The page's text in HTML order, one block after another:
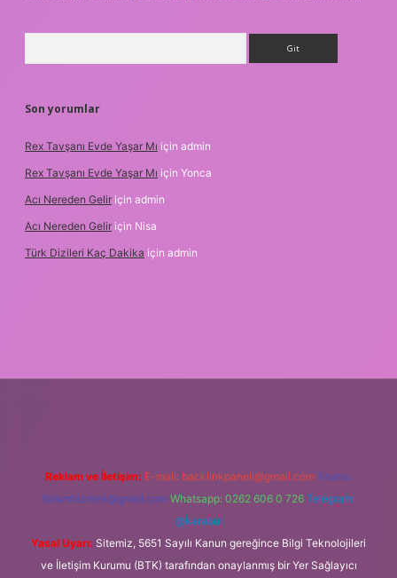
Son yorumlar
Rex Tavşanı Evde Yaşar Mı için admin
Rex Tavşanı Evde Yaşar Mı için Yonca
Acı Nereden Gelir için admin
Acı Nereden Gelir için Nisa
Türk Dizileri Kaç Dakika için admin
Reklam ve İletişim: E-mail: backlinkpaneli@gmail.com Teams:
forumhizmeti@gmail.com Whatsapp: 0262 606 0 726 Telegram:
@karabul
Yasal Uyarı: Sitemiz, 5651 Sayılı Kanun gereğince Bilgi Teknolojileri
ve İletişim Kurumu (BTK) tarafından onaylanmış bir Yer Sağlayıcı